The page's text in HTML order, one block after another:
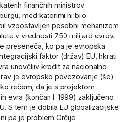
finančnih ministrov
med katerimi ni bilo
vzpostavljen posebni mehanizem
v vrednosti 750 milijard evrov.
preseneča, ko pa je evropska
faktor (držav) EU, hkrati
unovčljiv kredit za nacionalno
je evropsko povezovanje (še)
rečem, da je s projektom
evra (končan l. 1999) zaključeno
S tem je dobila EU globalizacijske
pa je problem Grčije